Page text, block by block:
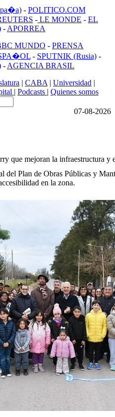
- POLITICO.COM
- LE MONDE - EL
- APORREA
MUNDO - PRENSA
- SPUTNIK (Rusia) -
- AGENCIA BRASIL
| CABA | Universidad |
| Podcasts | Quienes somos
07-08-2026
que mejoran la infraestructura y
del Plan de Obras Públicas y
en la zona.